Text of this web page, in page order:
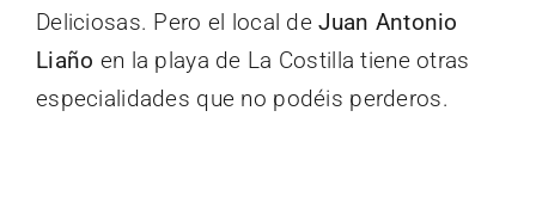
Deliciosas. Pero el local deJuan Antonio
Liaño en la playa de La Costilla tiene otras
especialidades que no podéis perderos.